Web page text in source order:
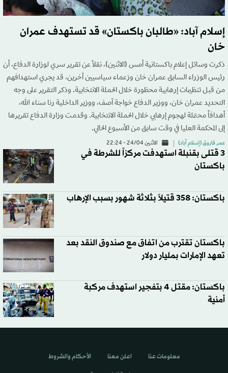
إسلام آباد: «طالبان باكستان» قد تستهدف عمران
خان
ذكرت وسائل إعلام باكستانية أمس (الاثنين)، نقلاً عن تقرير سري لوزارة الدفاع، أن
رئيس الوزراء السابق عمران خان وزعماء سياسيين آخرين، قد يجري استهدافهم
من قبل تنظيمات إرهابية محظورة خلال الحملة الانتخابية. وذكر التقرير على وجه
التحديد عمران خان، ووزير الدفاع خواجة آصف، ووزير الداخلية رنا سناء الله،
أهدافاً محتملة لهجوم إرهابي خلال الحملة الانتخابية. وقدمت وزارة الدفاع تقريرها
إلى المحكمة العليا في وقت سابق من الأسبوع الحالي.
عمر فاروق (إسلام آباد) الاثنين 24/04 - 22:24
3 قتلى بقنبلة استهدفت مركزاً للشرطة في
باكستان
باكستان: 358 قتيلاً بثلاثة شهور بسبب الإرهاب
باكستان تقترب من اتفاق مع صندوق النقد بعد
تعهد الإمارات بمليار دولار
باكستان: مقتل 4 بتفجير استهدف مركبة
أمنية
معلومات عنا اعلن معنا الأحكام والشروط